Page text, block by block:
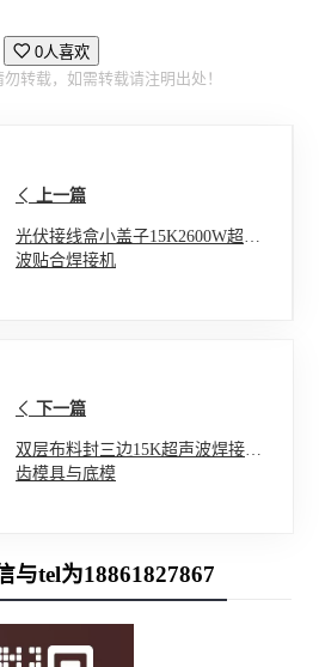
0人喜欢
转载，如需转载请注明出处！
上一篇
光伏接线盒小盖子15K2600W超声
波贴合焊接机
下一篇
双层布料封三边15K超声波焊接出
齿模具与底模
与tel为18861827867